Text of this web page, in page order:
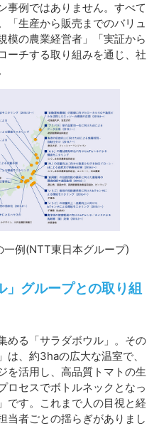
事例ではありません。すべて
「生産から販売までのバリュ
模の農業経営者」「実証から
ーチする取り組みを通じ、社
例(NTT東日本グループ)
」グループとの取り組
める「サラダボウル」。その
、約3haの広大な温室で、
を活用し、高品質トマトの生
ロセスでボトルネックとなっ
です。これまで人の目視と経
当者ごとの揺らぎがありまし